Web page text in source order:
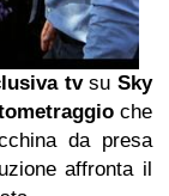
tvsuSky
che
da presa
affronta il